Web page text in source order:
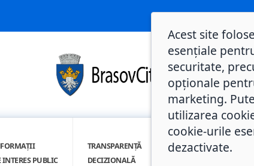
INTERES PUBLIC
TRANSPARENȚĂ
DECIZIONALĂ
INTEGRITATE
Acest site
esențiale
securitate,
opționale
marketing.
utilizarea
cookie-urile
dezactivate.